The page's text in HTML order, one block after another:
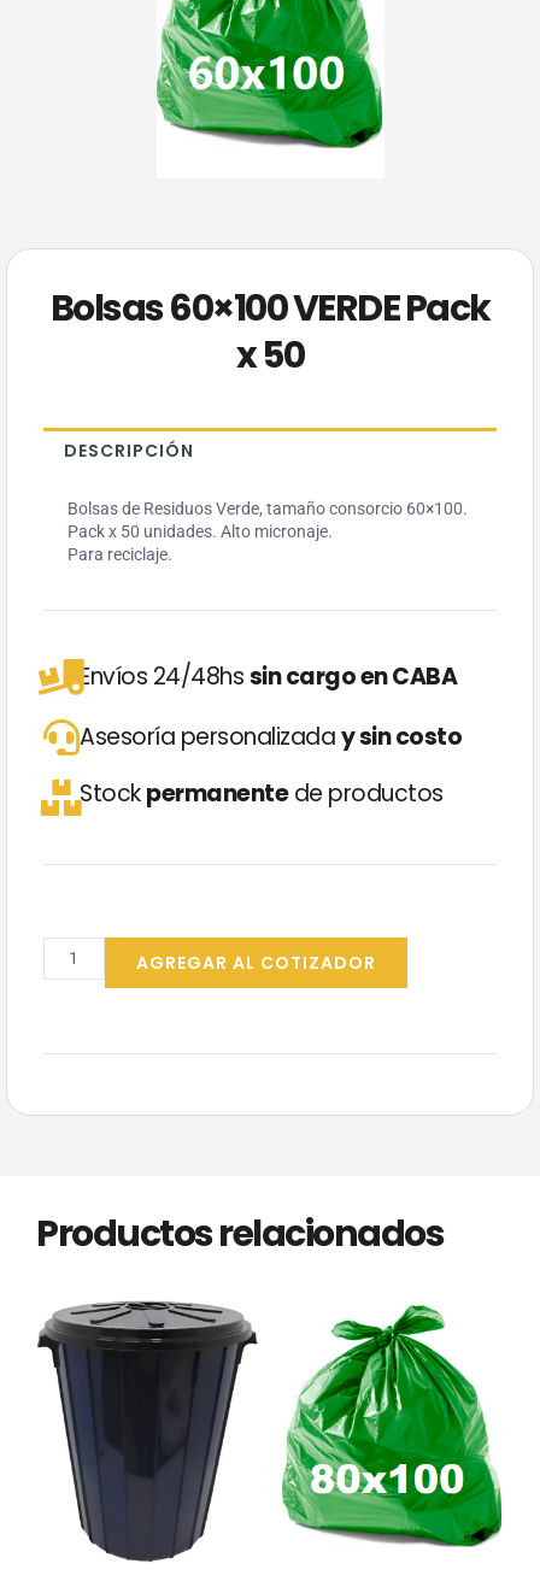
Bolsas 60×100 VERDE Pack
x 50
DESCRIPCIÓN
Bolsas de Residuos Verde, tamaño consorcio 60×100.
Pack x 50 unidades. Alto micronaje.
Para reciclaje.
Envíos 24/48hssin cargo en CABA
Asesoría personalizaday sin costo
Stockpermanentede productos
60x100
VERDE
50
AGREGAR AL COTIZADOR
Productos relacionados